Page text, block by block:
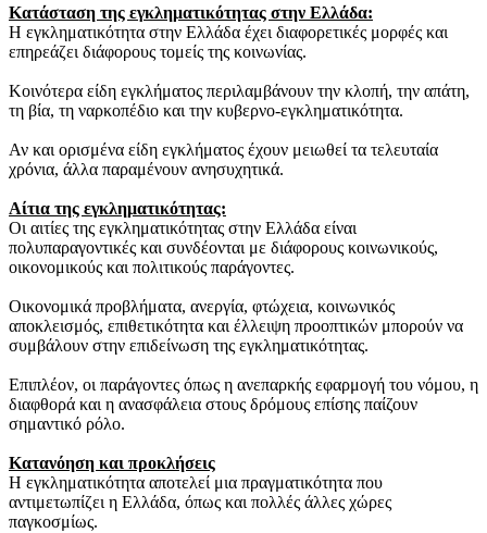
Κατάσταση της εγκληματικότητας στην Ελλάδα:
Η εγκληματικότητα στην Ελλάδα έχει διαφορετικές μορφές και
επηρεάζει διάφορους τομείς της κοινωνίας.
Κοινότερα είδη εγκλήματος περιλαμβάνουν την κλοπή, την απάτη,
τη βία, τη ναρκοπέδιο και την κυβερνο-εγκληματικότητα.
Αν και ορισμένα είδη εγκλήματος έχουν μειωθεί τα τελευταία
χρόνια, άλλα παραμένουν ανησυχητικά.
Αίτια της εγκληματικότητας:
Οι αιτίες της εγκληματικότητας στην Ελλάδα είναι
πολυπαραγοντικές και συνδέονται με διάφορους κοινωνικούς,
οικονομικούς και πολιτικούς παράγοντες.
Οικονομικά προβλήματα, ανεργία, φτώχεια, κοινωνικός
αποκλεισμός, επιθετικότητα και έλλειψη προοπτικών μπορούν να
συμβάλουν στην επιδείνωση της εγκληματικότητας.
Επιπλέον, οι παράγοντες όπως η ανεπαρκής εφαρμογή του νόμου, η
διαφθορά και η ανασφάλεια στους δρόμους επίσης παίζουν
σημαντικό ρόλο.
Κατανόηση και προκλήσεις
Η εγκληματικότητα αποτελεί μια πραγματικότητα που
αντιμετωπίζει η Ελλάδα, όπως και πολλές άλλες χώρες
παγκοσμίως.